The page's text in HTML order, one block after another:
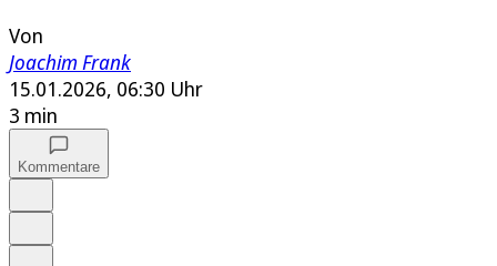
Von
Joachim Frank
15.01.2026, 06:30 Uhr
3 min
Kommentare